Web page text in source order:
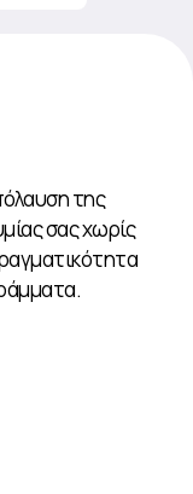
της
σας χωρίς